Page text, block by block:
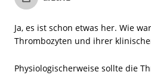
Ja, es ist schon etwas her. Wie
Thrombozyten und ihrer
Physiologischerweise sollte die